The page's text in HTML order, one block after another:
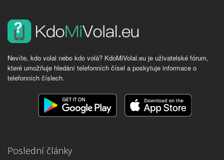
Nevíte, kdo volal nebo kdo volá? KdoMiVolal.eu je uživatelské fórum,
které umožňuje hledání telefonních čísel a poskytuje informace o
telefonních číslech.
Poslední články